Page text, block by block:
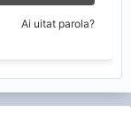
Ai uitat parola?